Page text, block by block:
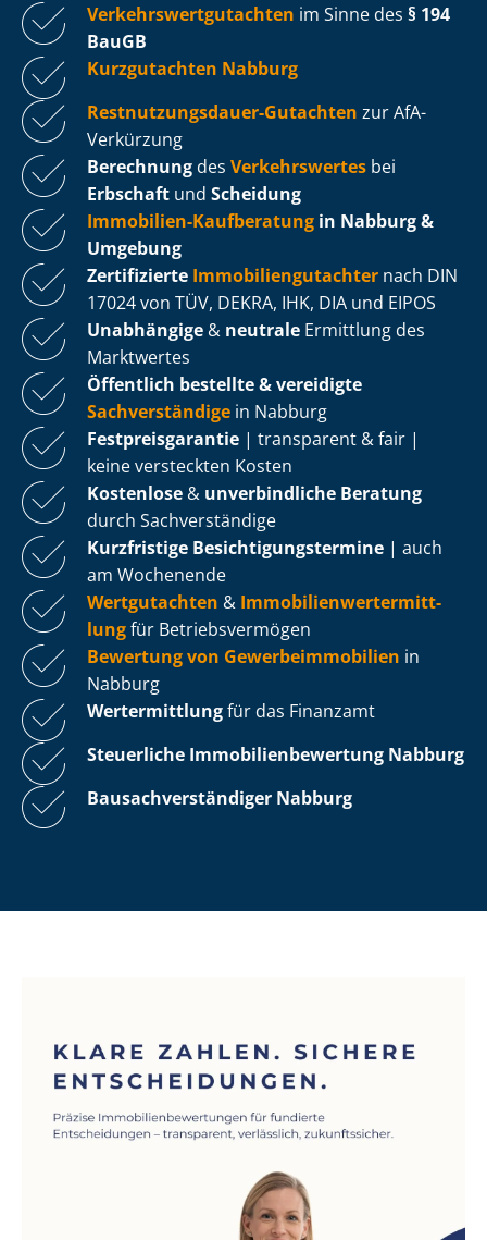
Ver­kehrs­wert­gut­ach­ten im Sinne des § 194
BauGB
Kurzgutachten Nabburg
Rest­nut­zungs­dau­er-Gutachten zur AfA-
Verkürzung
Berechnung des Verkehrswertes bei
Erbschaft und Scheidung
Immobilien-Kaufberatung in Nabburg &
Umgebung
Zertifizierte Im­mo­bi­li­en­gut­ach­ter nach DIN
17024 von TÜV, DEKRA, IHK, DIA und EIPOS
Unabhängige & neutrale Ermittlung des
Marktwertes
Öffentlich bestellte & vereidigte
Sachverständige in Nabburg
Fest­preis­ga­ran­tie | transparent & fair |
keine versteckten Kosten
Kostenlose & unverbindliche Beratung
durch Sachverständige
Kurzfristige Be­sich­ti­gungs­ter­mi­ne | auch
am Wochenende
Wertgutachten & Im­mo­bi­li­en­wert­ermitt­
lungfür Be­triebs­ver­mö­gen
Bewertung von Ge­wer­be­im­mo­bi­li­en in
Nabburg
Wertermittlungfür das Finanzamt
Steuerliche Im­mo­bi­li­en­be­wer­tung Nabburg
Bau­sach­ver­stän­di­ger Nabburg